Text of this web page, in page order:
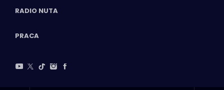
RADIO NUTA
PRACA